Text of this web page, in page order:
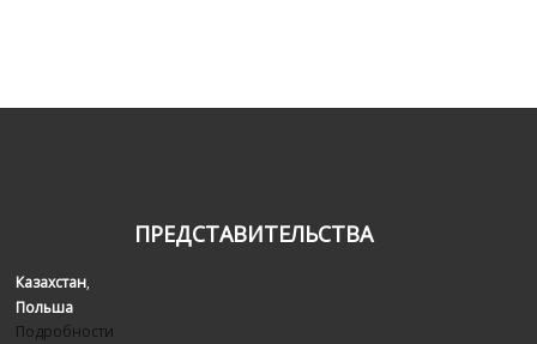
ПРЕДСТАВИТЕЛЬСТВА
Казахстан,
Польша
Подробности